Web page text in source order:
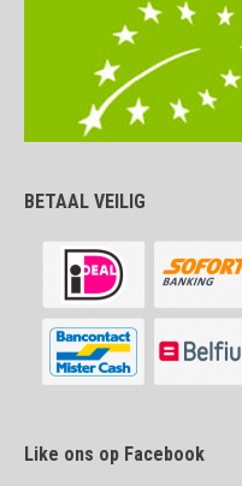
BETAAL VEILIG
Like ons op Facebook